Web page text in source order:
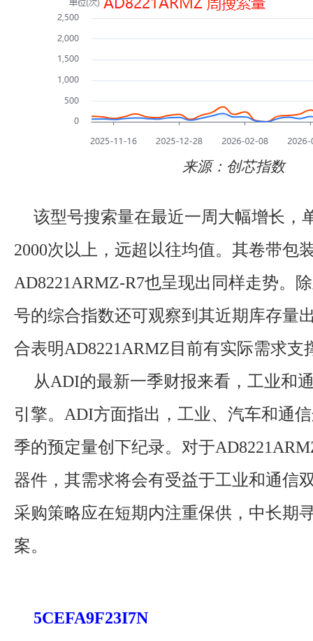
来源：创芯指数
该型号搜索量在最近一周大幅增长，
2000次以上，远超以往均值。其卷带包
AD8221ARMZ-R7也呈现出同样走势。
号的综合指数还可观察到其近期库存量
合表明AD8221ARMZ目前有实际需求支
从ADI的最新一季财报来看，工业和
引擎。ADI方面指出，工业、汽车和通
季的预定量创下纪录。对于
器件，其需求将会有受益于工业和通信
采购策略应在短期内注重保供，中长期
案。
5CEFA9F23I7N